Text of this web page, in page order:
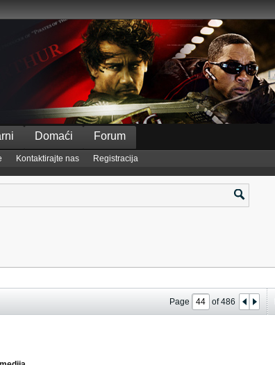
Domaći Forum
Kontaktirajte nas Registracija
Page of486